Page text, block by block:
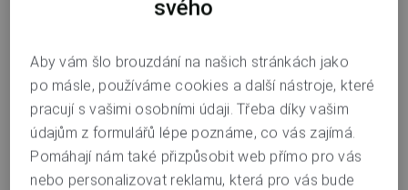
účet patří, bez diakritických znamének,
náš BIC: AIRACZPP, některé banky mohou vyžadovat
doplnění na 11 znaků AIRACZPPXXX,
naši adresu: Air Bank a.s., Evropska 2690/17, 160
00 Praha 6.
svého
Aby vám šlo brouzdání na našich stránkách jako
po másle, používáme cookies a další nástroje, které
pracují s vašimi osobními údaji. Třeba díky vašim
údajům z formulářů lépe poznáme, co vás zajímá.
Pomáhají nám také přizpůsobit web přímo pro vás
nebo personalizovat reklamu, která pro vás bude